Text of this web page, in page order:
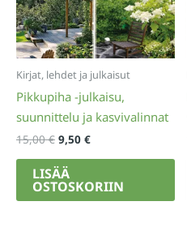
Kirjat, lehdet ja julkaisut
Pikkupiha -julkaisu,
suunnittelu ja kasvivalinnat
15,00€ Alkuperäinen
oli:
15,00 €.
9,50 €Nykyinen
9,50 €.
LISÄÄ
OSTOSKORIIN